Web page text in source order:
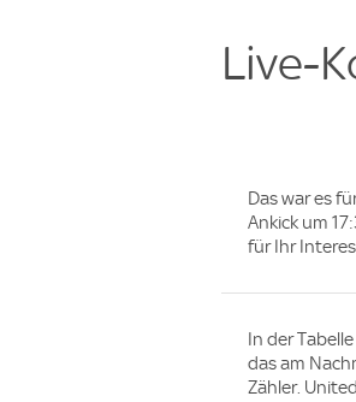
Live-
Das war es
Ankick um
für Ihr
In der
das am
Zähler.